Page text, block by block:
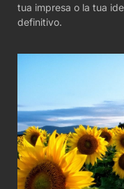
tua impresa o la tua
definitivo.